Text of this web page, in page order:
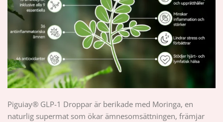
Piguiay® GLP-1 Droppar är berikade med Moringa, en
naturlig supermat som ökar ämnesomsättningen, främjar